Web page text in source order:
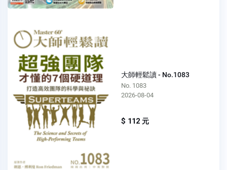
大師輕鬆讀 - No.1083
No. 1083
2026-08-04
$ 112 元